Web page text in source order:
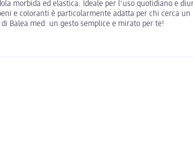
morbida ed elastica. Ideale per l'uso quotidiano e
e coloranti è particolarmente adatta per chi cerca un
Balea med: un gesto semplice e mirato per te!